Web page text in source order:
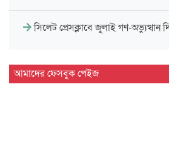
সিলেট প্রেসক্লাবে জুলাই গণ-
মাহবুব আলী খানের ৪২তম
দোয়া…
আমাদের ফেসবুক পেইজ